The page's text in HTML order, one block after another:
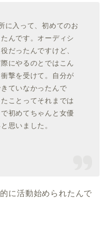
に入って、初めてのお
んです。オーディシ
だったんですけど、
にやるのとではこん
撃を受けて。自分が
ていなかったんで
ことってそれまでは
初めてちゃんと女優
思いました。
に活動始められたんで